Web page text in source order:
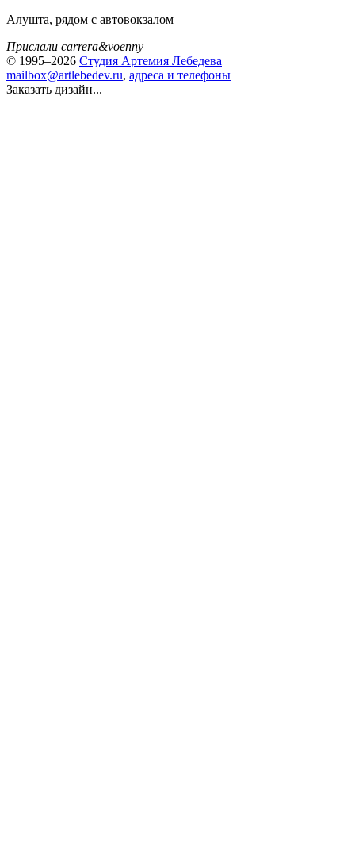
Алушта, рядом с автовокзалом
Прислали carrera&voenny
© 1995–2026 Студия Артемия Лебедева
mailbox@artlebedev.ru, адреса и телефоны
Заказать дизайн...